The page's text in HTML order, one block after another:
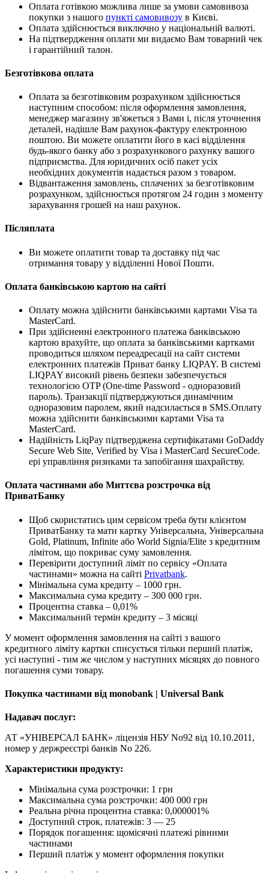
Оплата готівкою можлива лише за умови самовивоза
покупки з нашого пункті самовивозу в Києві.
Оплата здійснюється виключно у національній валюті.
На підтвердження оплати ми видаємо Вам товарний чек
і гарантійний талон.
Безготівкова оплата
Оплата за безготівковим розрахунком здійснюється
наступним способом: після оформлення замовлення,
менеджер магазину зв'яжеться з Вами і, після уточнення
деталей, надішле Вам рахунок-фактуру електронною
поштою. Ви можете оплатити його в касі відділення
будь-якого банку або з розрахункового рахунку вашого
підприємства. Для юридичних осіб пакет усіх
необхідних документів надається разом з товаром.
Відвантаження замовлень, сплачених за безготівковим
розрахунком, здійснюється протягом 24 годин з моменту
зарахування грошей на наш рахунок.
Післяплата
Ви можете оплатити товар та доставку під час
отримання товару у відділенні Нової Пошти.
Оплата банківською картою на сайті
Оплату можна здійснити банківськими картами Visa та
MasterCard.
При здійсненні електронного платежа банківською
картою врахуйте, що оплата за банківськими картками
проводиться шляхом переадресації на сайт системи
електронних платежів Приват банку LIQPAY. В системі
LIQPAY високий рівень безпеки забезпечується
технологією OTP (One-time Password - одноразовий
пароль). Транзакції підтверджуються динамічним
одноразовим паролем, який надсилається в SMS.Оплату
можна здійснити банківськими картами Visa та
MasterCard.
Надійність LiqPay підтверджена сертифікатами GoDaddy
Secure Web Site, Verified by Visa і MasterCard SecureCode.
ері управління ризиками та запобігання шахрайству.
Оплата частинами або Миттєва розстрочка від
ПриватБанку
Щоб скористатись цим сервісом треба бути клієнтом
ПриватБанку та мати картку Універсальна, Універсальна
Gold, Platinum, Infinite або World Signia/Elite з кредитним
лімітом, що покриває суму замовлення.
Перевірити доступний ліміт по сервісу «Оплата
частинами» можна на сайті Privatbank.
Мінімальна сума кредиту – 1000 грн.
Максимальна сума кредиту – 300 000 грн.
Процентна ставка – 0,01%
Максимальний термін кредиту – 3 місяці
У момент оформлення замовлення на сайті з вашого
кредитного ліміту картки списується тільки перший платіж,
усі наступні - тим же числом у наступних місяцях до повного
погашення суми товару.
Покупка частинами від monobank | Universal Bank
Надавач послуг:
АТ «УНІВЕРСАЛ БАНК» ліцензія НБУ No92 від 10.10.2011,
номер у держреєстрі банків No 226.
Характеристики продукту:
Мінімальна сума розстрочки: 1 грн
Максимальна сума розстрочки: 400 000 грн
Реальна річна процентна ставка: 0,000001%
Доступний строк, платежів: 3 — 25
Порядок погашення: щомісячні платежі рівними
частинами
Перший платіж у момент оформлення покупки